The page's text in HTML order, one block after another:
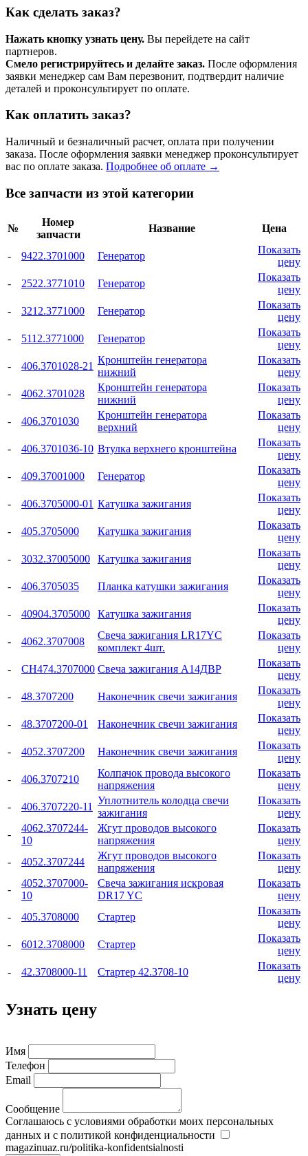
Как сделать заказ?
Нажать кнопку узнать цену. Вы перейдете на сайт
партнеров.
Смело регистрируйтесь и делайте заказ. После оформления
заявки менеджер сам Вам перезвонит, подтвердит наличие
деталей и проконсультирует по оплате.
Как оплатить заказ?
Наличный и безналичный расчет, оплата при получении
заказа. После оформления заявки менеджер проконсультирует
вас по оплате заказа. Подробнее об оплате →
Все запчасти из этой категории
№
Номер
запчасти
Название Цена
- 9422.3701000 Генератор
Показать
цену
-
2522.3771010 Генератор
Показать
цену
-
3212.3771000 Генератор
Показать
цену
-
5112.3771000 Генератор
Показать
цену
-
406.3701028-21
Кронштейн генератора
нижний
Показать
цену
-
4062.3701028
Кронштейн генератора
нижний
Показать
цену
-
406.3701030
Кронштейн генератора
верхний
Показать
цену
-
406.3701036-10 Втулка верхнего кронштейна
Показать
цену
-
409.37001000 Генератор
Показать
цену
-
406.3705000-01 Катушка зажигания
Показать
цену
-
405.3705000 Катушка зажигания
Показать
цену
-
3032.37005000 Катушка зажигания
Показать
цену
-
406.3705035 Планка катушки зажигания
Показать
цену
-
40904.3705000 Катушка зажигания
Показать
цену
-
4062.3707008
Свеча зажигания LR17YC
комплект 4шт.
Показать
цену
-
СН474.3707000 Свеча зажигания А14ДВР
Показать
цену
-
48.3707200 Наконечник свечи зажигания
Показать
цену
-
48.3707200-01 Наконечник свечи зажигания
Показать
цену
-
4052.3707200 Наконечник свечи зажигания
Показать
цену
-
406.3707210
Колпачок провода высокого
напряжения
Показать
цену
-
406.3707220-11
Уплотнитель колодца свечи
зажигания
Показать
цену
-
4062.3707244-
10
Жгут проводов высокого
напряжения
Показать
цену
-
4052.3707244
Жгут проводов высокого
напряжения
Показать
цену
-
4052.3707000-
10
Свеча зажигания искровая
DR17 YC
Показать
цену
-
405.3708000 Стартер
Показать
цену
-
6012.3708000 Стартер
Показать
цену
-
42.3708000-11 Стартер 42.3708-10
Показать
цену
Узнать цену
Имя
Телефон
Email
Сообщение
Соглашаюсь с условиями обработки моих персональных
данных и с политикой конфиденциальности
magazinuaz.ru/politika-konfidentsialnosti